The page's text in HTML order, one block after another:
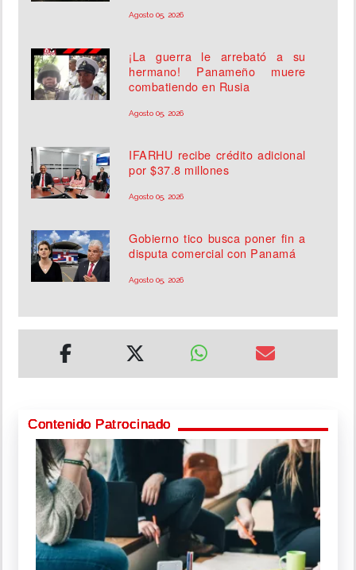
Agosto 05, 2026
¡La guerra le arrebató a su
hermano! Panameño muere
combatiendo en Rusia
Agosto 05, 2026
IFARHU recibe crédito adicional
por $37.8 millones
Agosto 05, 2026
Gobierno tico busca poner fin a
disputa comercial con Panamá
Agosto 05, 2026
Contenido Patrocinado